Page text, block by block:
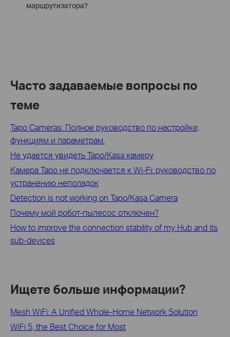
маршрутизатора?
Часто задаваемые вопросы по
теме
Tapo Cameras: Полное руководство по настройке,
функциям и параметрам.
Не удается увидеть Tapo/Kasa камеру
Камера Tapo не подключается к Wi-Fi: руководство по
устранению неполадок
Detection is not working on Tapo/Kasa Camera
Почему мой робот-пылесос отключен?
How to improve the connection stability of my Hub and its
sub-devices
Ищете больше информации?
Mesh WiFi: A Unified Whole-Home Network Solution
WiFi 5, the Best Choice for Most